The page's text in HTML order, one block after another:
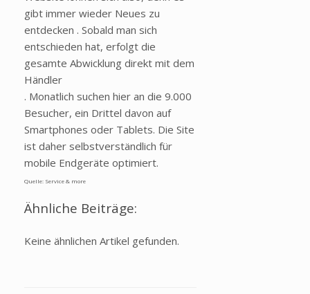
gibt immer wieder Neues zu
entdecken . Sobald man sich
entschieden hat, erfolgt die
gesamte Abwicklung direkt mit dem
Händler
. Monatlich suchen hier an die 9.000
Besucher, ein Drittel davon auf
Smartphones oder Tablets. Die Site
ist daher selbstverständlich für
mobile Endgeräte optimiert.
Quelle: Service & more
Ähnliche Beiträge:
Keine ähnlichen Artikel gefunden.